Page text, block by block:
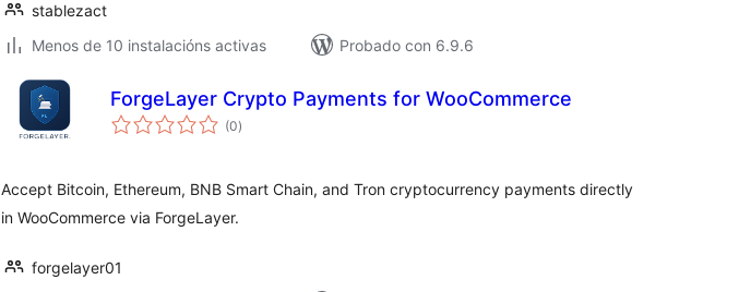
stablezact
Menos de 10 instalacións activas
Probado con 6.9.6
ForgeLayer Crypto Payments for WooCommerce
(0valoracións
totais
)
Accept Bitcoin, Ethereum, BNB Smart Chain, and Tron cryptocurrency payments directly
in WooCommerce via ForgeLayer.
forgelayer01